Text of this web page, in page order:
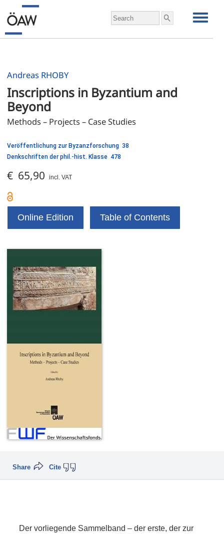
Andreas RHOBY
Inscriptions in Byzantium and
Beyond
Methods – Projects – Case Studies
Veröffentlichung zur Byzanzforschung 38
Denkschriften der phil.-hist. Klasse 478
€ 65,90 incl. VAT
Online Edition Table of Contents
Cite
Share
Der vorliegende Sammelband – der erste, der zur